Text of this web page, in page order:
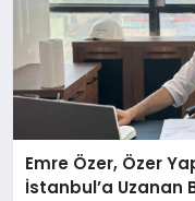
Emre Özer, Özer
İstanbul’a Uzanan